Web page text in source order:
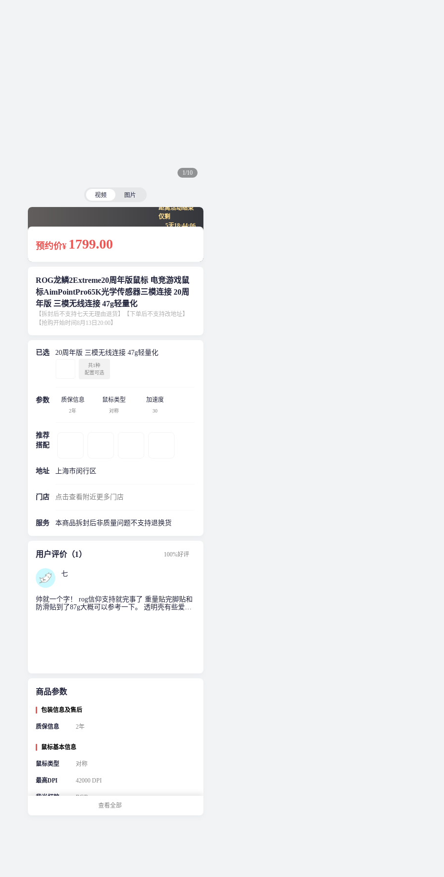
1/10
视频
图片
距离活动结束
仅剩
5天18:44:06
预约价¥ 1799.00
ROG龙鳞2Extreme20周年版鼠标 电竞游戏鼠
标AimPointPro65K光学传感器三模连接 20周
年版 三模无线连接 47g轻量化
【拆封后不支持七天无理由退货】【下单后不支持改地址】
【抢购开始时间8月13日20:00】
已选 20周年版 三模无线连接 47g轻量化
共1种
配置可选
参数 质保信息
2年
鼠标类型
对称
加速度
30
推荐
搭配
地址 上海市闵行区
门店 点击查看附近更多门店
服务 本商品拆封后非质量问题不支持退换货
用户评价（1） 100%好评
七
帅就一个字！ rog信仰支持就完事了 重量贴完脚贴和
防滑贴到了87g大概可以参考一下。 透明壳有些爱
商品参数
包装信息及售后
质保信息 2年
鼠标基本信息
鼠标类型 对称
最高DPI 42000 DPI
背光灯效 RGB
查看全部